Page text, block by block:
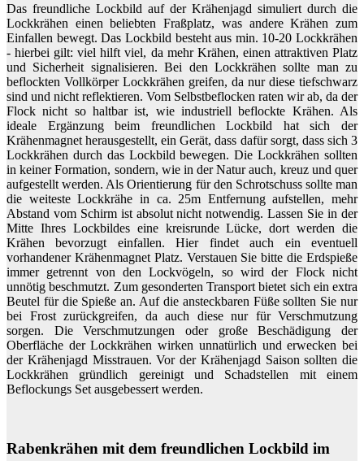
Das freundliche Lockbild auf der Krähenjagd simuliert durch die
Lockkrähen einen beliebten Fraßplatz, was andere Krähen zum
Einfallen bewegt. Das Lockbild besteht aus min. 10-20 Lockkrähen
- hierbei gilt: viel hilft viel, da mehr Krähen, einen attraktiven Platz
und Sicherheit signalisieren. Bei den Lockkrähen sollte man zu
beflockten Vollkörper Lockkrähen greifen, da nur diese tiefschwarz
sind und nicht reflektieren. Vom Selbstbeflocken raten wir ab, da der
Flock nicht so haltbar ist, wie industriell beflockte Krähen. Als
ideale Ergänzung beim freundlichen Lockbild hat sich der
Krähenmagnet herausgestellt, ein Gerät, dass dafür sorgt, dass sich 3
Lockkrähen durch das Lockbild bewegen. Die Lockkrähen sollten
in keiner Formation, sondern, wie in der Natur auch, kreuz und quer
aufgestellt werden. Als Orientierung für den Schrotschuss sollte man
die weiteste Lockkrähe in ca. 25m Entfernung aufstellen, mehr
Abstand vom Schirm ist absolut nicht notwendig. Lassen Sie in der
Mitte Ihres Lockbildes eine kreisrunde Lücke, dort werden die
Krähen bevorzugt einfallen. Hier findet auch ein eventuell
vorhandener Krähenmagnet Platz. Verstauen Sie bitte die Erdspieße
immer getrennt von den Lockvögeln, so wird der Flock nicht
unnötig beschmutzt. Zum gesonderten Transport bietet sich ein extra
Beutel für die Spieße an. Auf die ansteckbaren Füße sollten Sie nur
bei Frost zurückgreifen, da auch diese nur für Verschmutzung
sorgen. Die Verschmutzungen oder große Beschädigung der
Oberfläche der Lockkrähen wirken unnatürlich und erwecken bei
der Krähenjagd Misstrauen. Vor der Krähenjagd Saison sollten die
Lockkrähen gründlich gereinigt und Schadstellen mit einem
Beflockungs Set ausgebessert werden.
Rabenkrähen mit dem freundlichen Lockbild im